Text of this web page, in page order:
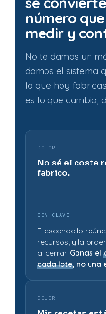
número
medir y
No te damos un
damos el sistema
lo que hoy
es lo que cambia,
DOLOR
No sé el coste
fabrico.
CON CLAVE
El escandallo
recursos, y la
al cerrar. Ganas el
cada lote, no una
DOLOR